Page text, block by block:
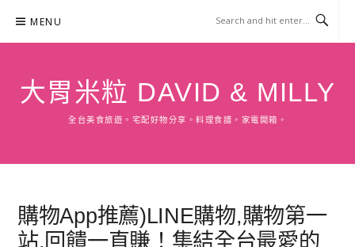
content
MENU
大胃米粒 DAVID & MILLY
全台美食旅遊。宅配好物分享。料理食譜。家電開箱。
購物App推薦)LINE購物,購物第一
站.回饋一直賺！集結全台最愛的